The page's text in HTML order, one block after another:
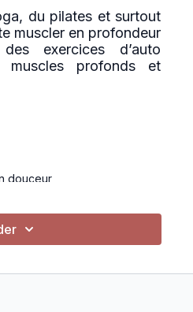
du pilates et surtout
muscler en profondeur
exercices d’auto
muscles profonds et
douceur
transverse)